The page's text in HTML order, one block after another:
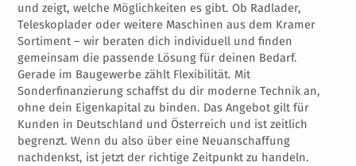
und zeigt, welche Möglichkeiten es gibt. Ob Radlader,
Teleskoplader oder weitere Maschinen aus dem Kramer
Sortiment – wir beraten dich individuell und finden
gemeinsam die passende Lösung für deinen Bedarf.
Gerade im Baugewerbe zählt Flexibilität. Mit
Sonderfinanzierung schaffst du dir moderne Technik an,
ohne dein Eigenkapital zu binden. Das Angebot gilt für
Kunden in Deutschland und Österreich und ist zeitlich
begrenzt. Wenn du also über eine Neuanschaffung
nachdenkst, ist jetzt der richtige Zeitpunkt zu handeln.